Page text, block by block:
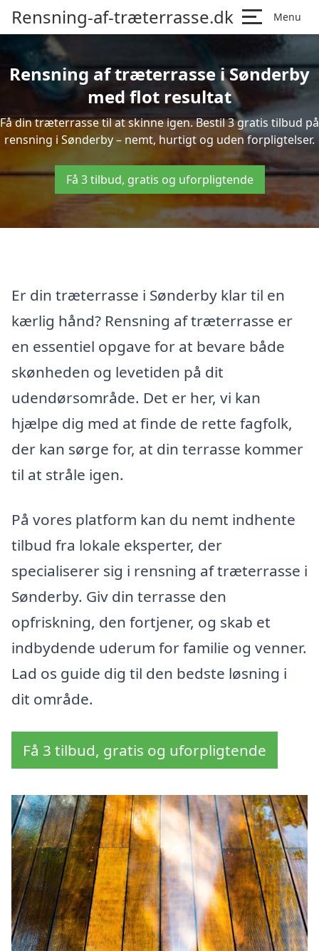
Rensning-af-træterrasse.dk Menu
Rensning af træterrasse i Sønderby
med flot resultat
Få din træterrasse til at skinne igen. Bestil 3 gratis tilbud på
rensning i Sønderby – nemt, hurtigt og uden forpligtelser.
Få 3 tilbud, gratis og uforpligtende
Er din træterrasse i Sønderby klar til en
kærlig hånd? Rensning af træterrasse er
en essentiel opgave for at bevare både
skønheden og levetiden på dit
udendørsområde. Det er her, vi kan
hjælpe dig med at finde de rette fagfolk,
der kan sørge for, at din terrasse kommer
til at stråle igen.
På vores platform kan du nemt indhente
tilbud fra lokale eksperter, der
specialiserer sig i rensning af træterrasse i
Sønderby. Giv din terrasse den
opfriskning, den fortjener, og skab et
indbydende uderum for familie og venner.
Lad os guide dig til den bedste løsning i
dit område.
Få 3 tilbud, gratis og uforpligtende